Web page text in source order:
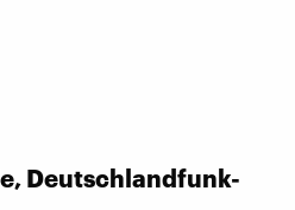
Deutschlandfunk-